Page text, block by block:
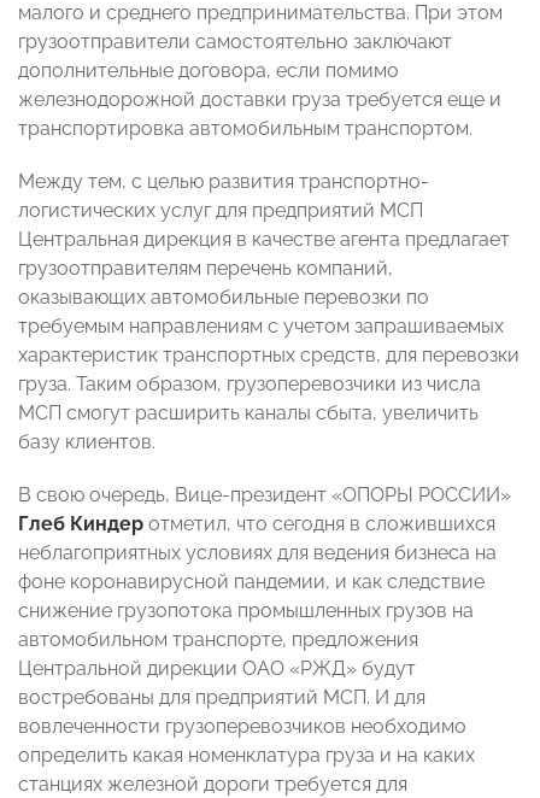
малого и среднего предпринимательства. При этом
грузоотправители самостоятельно заключают
дополнительные договора, если помимо
железнодорожной доставки груза требуется еще и
транспортировка автомобильным транспортом.
Между тем, с целью развития транспортно-
логистических услуг для предприятий МСП
Центральная дирекция в качестве агента предлагает
грузоотправителям перечень компаний,
оказывающих автомобильные перевозки по
требуемым направлениям с учетом запрашиваемых
характеристик транспортных средств, для перевозки
груза. Таким образом, грузоперевозчики из числа
МСП смогут расширить каналы сбыта, увеличить
базу клиентов.
В свою очередь, Вице-президент «ОПОРЫ РОССИИ»
Глеб Киндер отметил, что сегодня в сложившихся
неблагоприятных условиях для ведения бизнеса на
фоне коронавирусной пандемии, и как следствие
снижение грузопотока промышленных грузов на
автомобильном транспорте, предложения
Центральной дирекции ОАО «РЖД» будут
востребованы для предприятий МСП. И для
вовлеченности грузоперевозчиков необходимо
определить какая номенклатура груза и на каких
станциях железной дороги требуется для